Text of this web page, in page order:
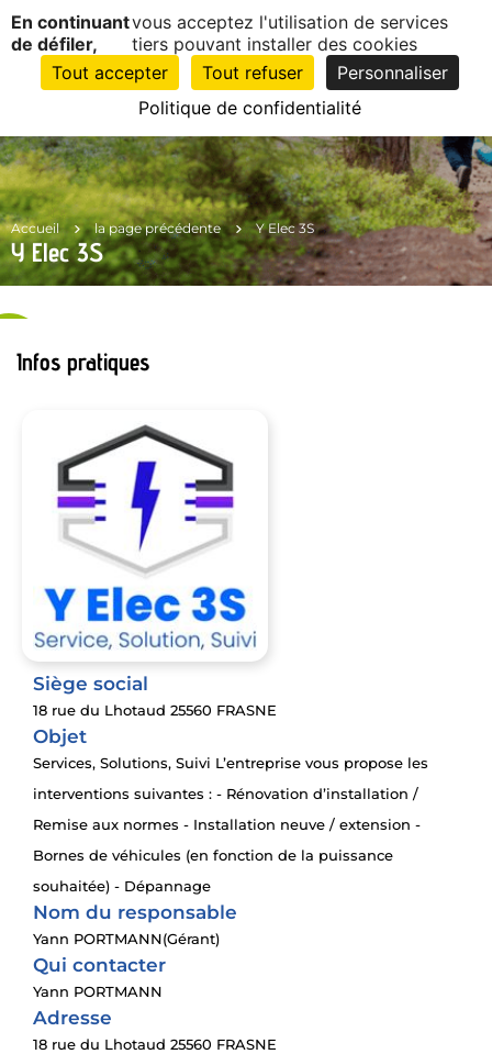
Accueil la page précédente Y Elec 3S
Y Elec 3S
1EN
CLIC
Infos pratiques
Siège social
18 rue du Lhotaud 25560 FRASNE
Objet
Services, Solutions, Suivi L’entreprise vous propose les
interventions suivantes : - Rénovation d’installation /
Remise aux normes - Installation neuve / extension -
Bornes de véhicules (en fonction de la puissance
souhaitée) - Dépannage
Nom du responsable
Yann PORTMANN(Gérant)
Qui contacter
Yann PORTMANN
Adresse
18 rue du Lhotaud 25560 FRASNE
Panneau de gestion des cookies
En continuant
de défiler,
vous acceptez l'utilisation de services
tiers pouvant installer des cookies
Tout accepter
Tout refuser
Personnaliser
Politique de confidentialité